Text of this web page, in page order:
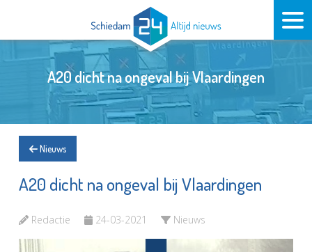
A20 dicht na ongeval bij Vlaardingen
Nieuws
A20 dicht na ongeval bij Vlaardingen
Redactie 24-03-2021 Nieuws